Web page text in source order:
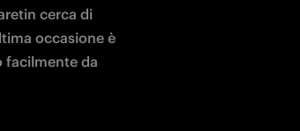
cerca di
occasione è
facilmente da